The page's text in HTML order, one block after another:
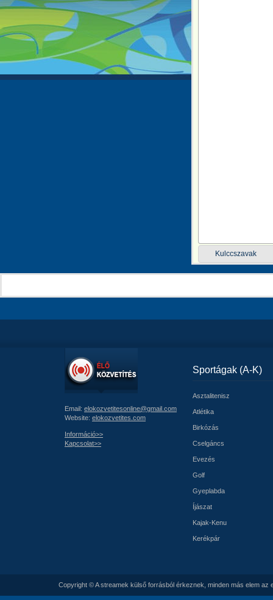
Kulccszavak
Email: elokozvetitesonline@gmail.com
Website: elokozvetites.com
Információ>>
Kapcsolat>>
Sportágak (A-K)
Asztalitenisz
Atlétika
Birkózás
Cselgáncs
Evezés
Golf
Gyeplabda
Íjászat
Kajak-Kenu
Kerékpár
Copyright © A streamek külső forrásból érkeznek, minden más elem az